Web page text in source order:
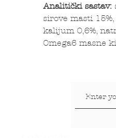
Analitički sastav:
sirove masti
kalijum 0,6%,
Omega6 masne